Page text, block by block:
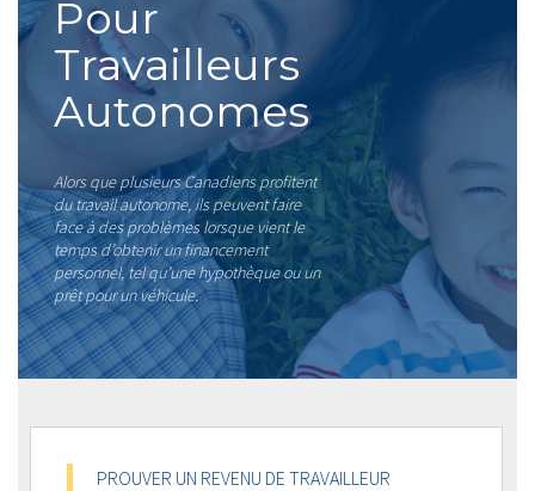
Pour
Travailleurs
Autonomes
Alors que plusieurs Canadiens profitent
du travail autonome, ils peuvent faire
face à des problèmes lorsque vient le
temps d’obtenir un financement
personnel, tel qu’une hypothèque ou un
prêt pour un véhicule.
PROUVER UN REVENU DE TRAVAILLEUR